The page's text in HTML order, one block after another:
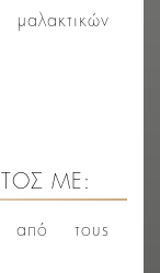
ΜΕ:
από τους